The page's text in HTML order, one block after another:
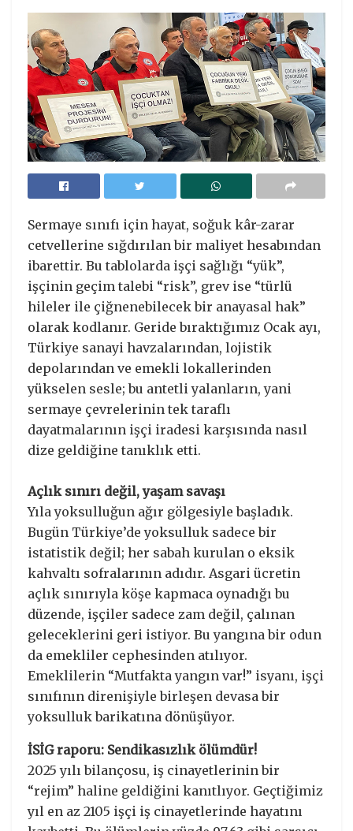
Sermaye sınıfı için hayat, soğuk kâr-zarar
cetvellerine sığdırılan bir maliyet hesabından
ibarettir. Bu tablolarda işçi sağlığı “yük”,
işçinin geçim talebi “risk”, grev ise “türlü
hileler ile çiğnenebilecek bir anayasal hak”
olarak kodlanır. Geride bıraktığımız Ocak ayı,
Türkiye sanayi havzalarından, lojistik
depolarından ve emekli lokallerinden
yükselen sesle; bu antetli yalanların, yani
sermaye çevrelerinin tek taraflı
dayatmalarının işçi iradesi karşısında nasıl
dize geldiğine tanıklık etti.
Açlık sınırı değil, yaşam savaşı
​Yıla yoksulluğun ağır gölgesiyle başladık.
Bugün Türkiye’de yoksulluk sadece bir
istatistik değil; her sabah kurulan o eksik
kahvaltı sofralarının adıdır. Asgari ücretin
açlık sınırıyla köşe kapmaca oynadığı bu
düzende, işçiler sadece zam değil, çalınan
geleceklerini geri istiyor. Bu yangına bir odun
da emekliler cephesinden atılıyor.
Emeklilerin “Mutfakta yangın var!” isyanı, işçi
sınıfının direnişiyle birleşen devasa bir
yoksulluk barikatına dönüşüyor.
İSİG raporu: Sendikasızlık ölümdür!
​2025 yılı bilançosu, iş cinayetlerinin bir
“rejim” haline geldiğini kanıtlıyor. Geçtiğimiz
yıl en az 2105 işçi iş cinayetlerinde hayatını